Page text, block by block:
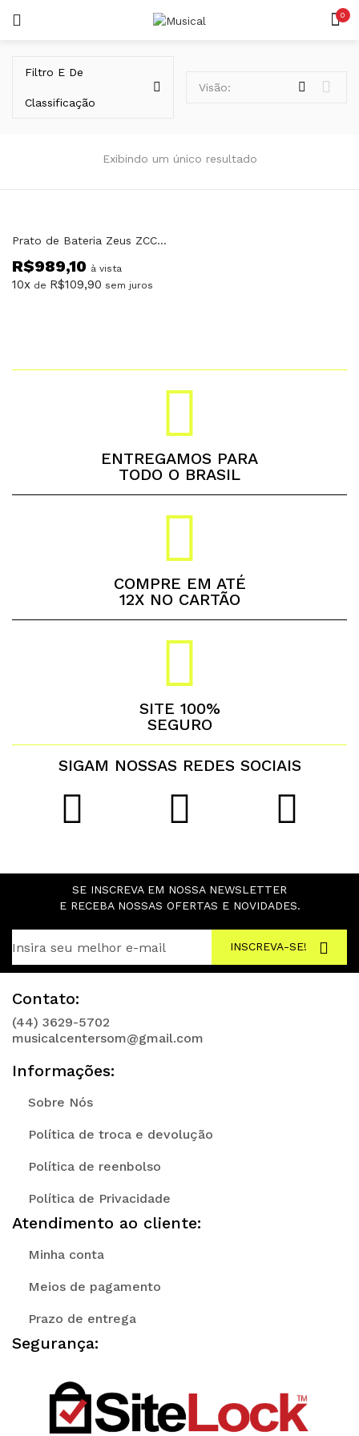
0
Exibindo um único resultado
Filtro E De
Classificação
Visão:
Prato de Bateria Zeus ZCC19 19″ Crash Custom
R$989,10 à vista
10x de R$109,90 sem juros
ENTREGAMOS PARA
TODO O BRASIL
COMPRE EM ATÉ
12X NO CARTÃO
SITE 100%
SEGURO
SIGAM NOSSAS REDES SOCIAIS
SE INSCREVA EM NOSSA NEWSLETTER
E RECEBA NOSSAS OFERTAS E NOVIDADES.
INSCREVA-SE!
Contato:
(44) 3629-5702
musicalcentersom@gmail.com
Informações:
Sobre Nós
Política de troca e devolução
Política de reenbolso
Política de Privacidade
Atendimento ao cliente:
Minha conta
Meios de pagamento
Prazo de entrega
Segurança: